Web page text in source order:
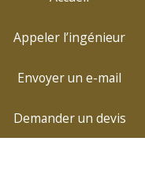
Appeler l’ingénieur
Envoyer un e-mail
Demander un devis